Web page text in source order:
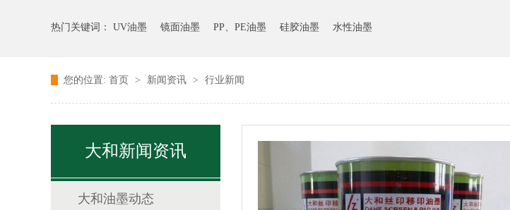
热门关键词： UV油墨 镜面油墨 PP、PE油墨 硅胶油墨 水性油墨
您的位置: 首页 > 新闻资讯 > 行业新闻
大和新闻资讯
大和油墨动态